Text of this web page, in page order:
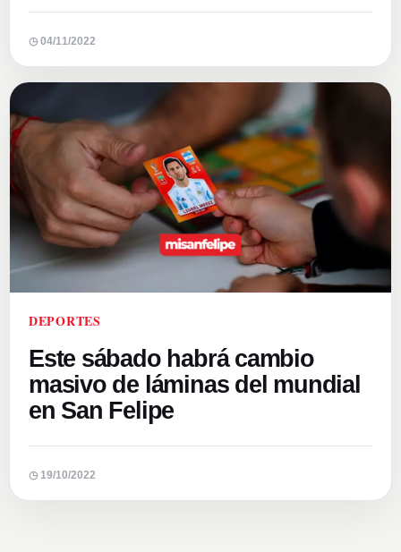
◷ 04/11/2022
DEPORTES
Este sábado habrá cambio
masivo de láminas del mundial
en San Felipe
◷ 19/10/2022